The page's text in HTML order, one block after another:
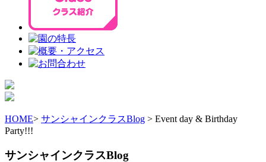
HOME> サンシャインクラスBlog > Event day & Birthday
Party!!!
サンシャインクラスBlog